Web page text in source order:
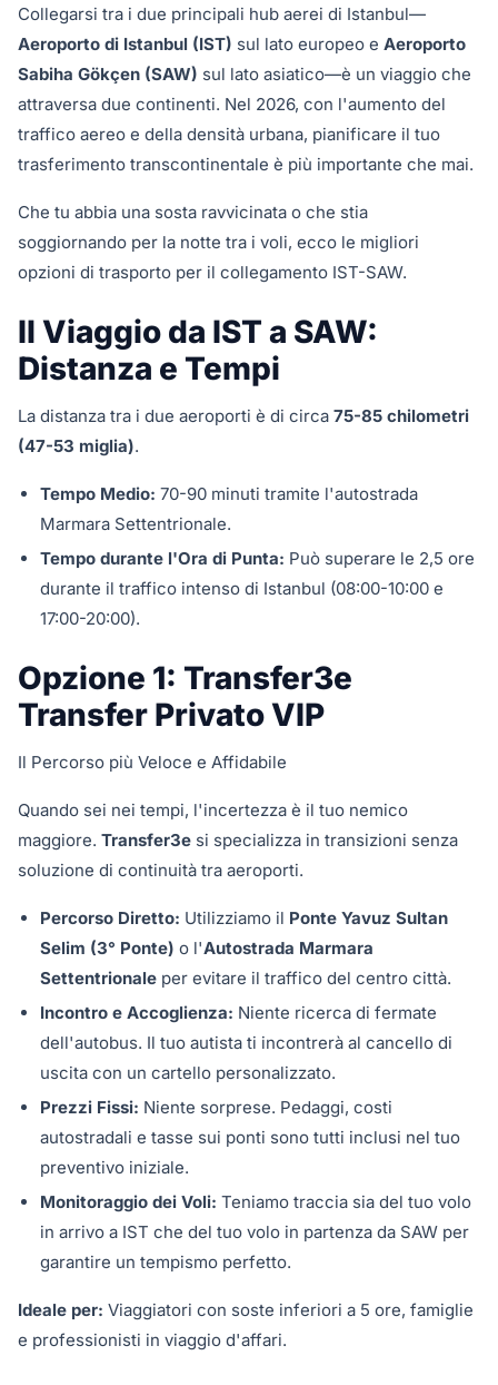
Collegarsi tra i due principali hub aerei di Istanbul—
Aeroporto di Istanbul (IST) sul lato europeo e Aeroporto
Sabiha Gökçen (SAW) sul lato asiatico—è un viaggio che
attraversa due continenti. Nel 2026, con l'aumento del
traffico aereo e della densità urbana, pianificare il tuo
trasferimento transcontinentale è più importante che mai.
Che tu abbia una sosta ravvicinata o che stia
soggiornando per la notte tra i voli, ecco le migliori
opzioni di trasporto per il collegamento IST-SAW.
Il Viaggio da IST a SAW:
Distanza e Tempi
La distanza tra i due aeroporti è di circa 75-85 chilometri
(47-53 miglia).
Tempo Medio: 70-90 minuti tramite l'autostrada
Marmara Settentrionale.
Tempo durante l'Ora di Punta: Può superare le 2,5 ore
durante il traffico intenso di Istanbul (08:00-10:00 e
17:00-20:00).
Opzione 1: Transfer3e
Transfer Privato VIP
Il Percorso più Veloce e Affidabile
Quando sei nei tempi, l'incertezza è il tuo nemico
maggiore. Transfer3e si specializza in transizioni senza
soluzione di continuità tra aeroporti.
Percorso Diretto: Utilizziamo il Ponte Yavuz Sultan
Selim (3° Ponte) o l'Autostrada Marmara
Settentrionale per evitare il traffico del centro città.
Incontro e Accoglienza: Niente ricerca di fermate
dell'autobus. Il tuo autista ti incontrerà al cancello di
uscita con un cartello personalizzato.
Prezzi Fissi: Niente sorprese. Pedaggi, costi
autostradali e tasse sui ponti sono tutti inclusi nel tuo
preventivo iniziale.
Monitoraggio dei Voli: Teniamo traccia sia del tuo volo
in arrivo a IST che del tuo volo in partenza da SAW per
garantire un tempismo perfetto.
Ideale per: Viaggiatori con soste inferiori a 5 ore, famiglie
e professionisti in viaggio d'affari.